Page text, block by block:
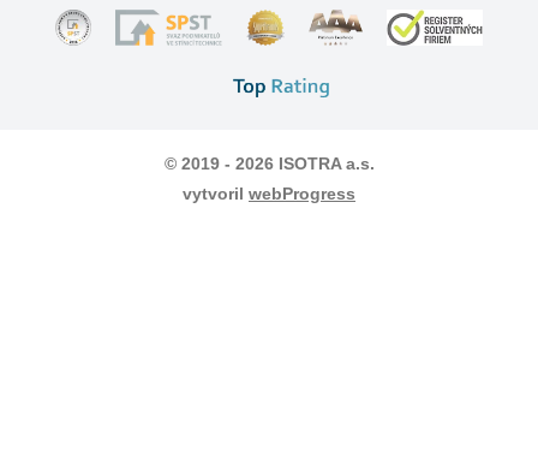
© 2019 - 2026 ISOTRA a.s.
vytvoril webProgress